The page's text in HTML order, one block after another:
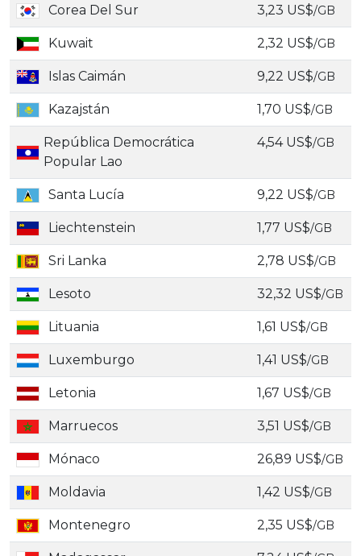
Corea Del Sur 3,23 US$/GB
Kuwait 2,32 US$/GB
Islas Caimán 9,22 US$/GB
Kazajstán 1,70 US$/GB
República Democrática
Popular Lao
4,54 US$/GB
Santa Lucía 9,22 US$/GB
Liechtenstein 1,77 US$/GB
Sri Lanka 2,78 US$/GB
Lesoto 32,32 US$/GB
Lituania 1,61 US$/GB
Luxemburgo 1,41 US$/GB
Letonia 1,67 US$/GB
Marruecos 3,51 US$/GB
Mónaco 26,89 US$/GB
Moldavia 1,42 US$/GB
Montenegro 2,35 US$/GB